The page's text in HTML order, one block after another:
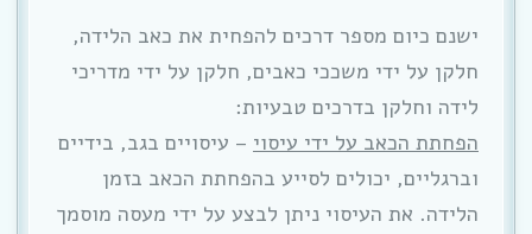
ישנם כיום מספר דרכים להפחית את כאב הלידה,
חלקן על ידי משככי כאבים, חלקן על ידי מדריכי
לידה וחלקן בדרכים טבעיות:
הפחתת הכאב על ידי עיסוי – עיסויים בגב, בידיים
וברגליים, יכולים לסייע בהפחתת הכאב בזמן
הלידה. את העיסוי ניתן לבצע על ידי מעסה מוסמך